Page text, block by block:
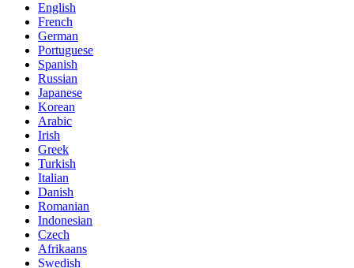
English
French
German
Portuguese
Spanish
Russian
Japanese
Korean
Arabic
Irish
Greek
Turkish
Italian
Danish
Romanian
Indonesian
Czech
Afrikaans
Swedish